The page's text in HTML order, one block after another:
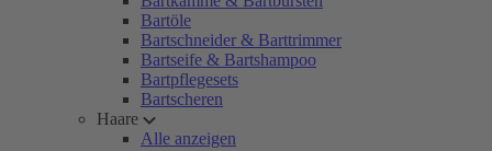
Bartöle
Bartschneider & Barttrimmer
Bartseife & Bartshampoo
Bartpflegesets
Bartscheren
Haare
Alle anzeigen